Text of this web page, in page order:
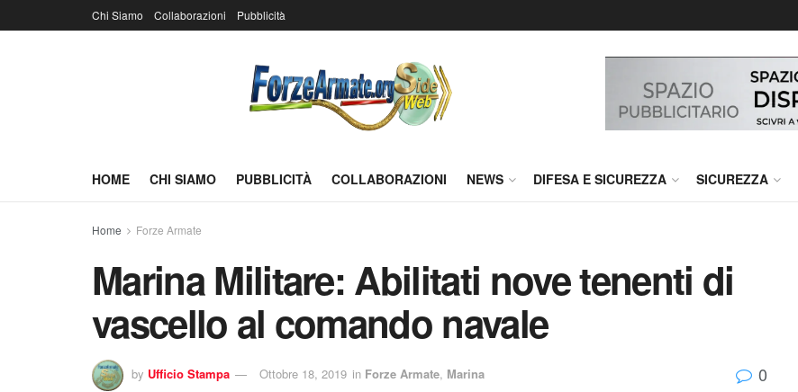
Chi Siamo Collaborazioni Pubblicità
HOME CHI SIAMO PUBBLICITÀ COLLABORAZIONI NEWS DIFESA E SICUREZZA SICUREZZA
Home Forze Armate
Marina Militare: Abilitati nove tenenti di
vascello al comando navale
by Ufficio Stampa Ottobre 18, 2019 in Forze Armate, Marina 0